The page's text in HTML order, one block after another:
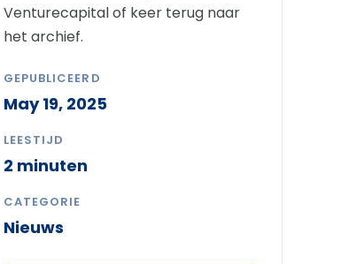
Venturecapital of keer terug naar
het archief.
GEPUBLICEERD
May 19, 2025
LEESTIJD
2 minuten
CATEGORIE
Nieuws